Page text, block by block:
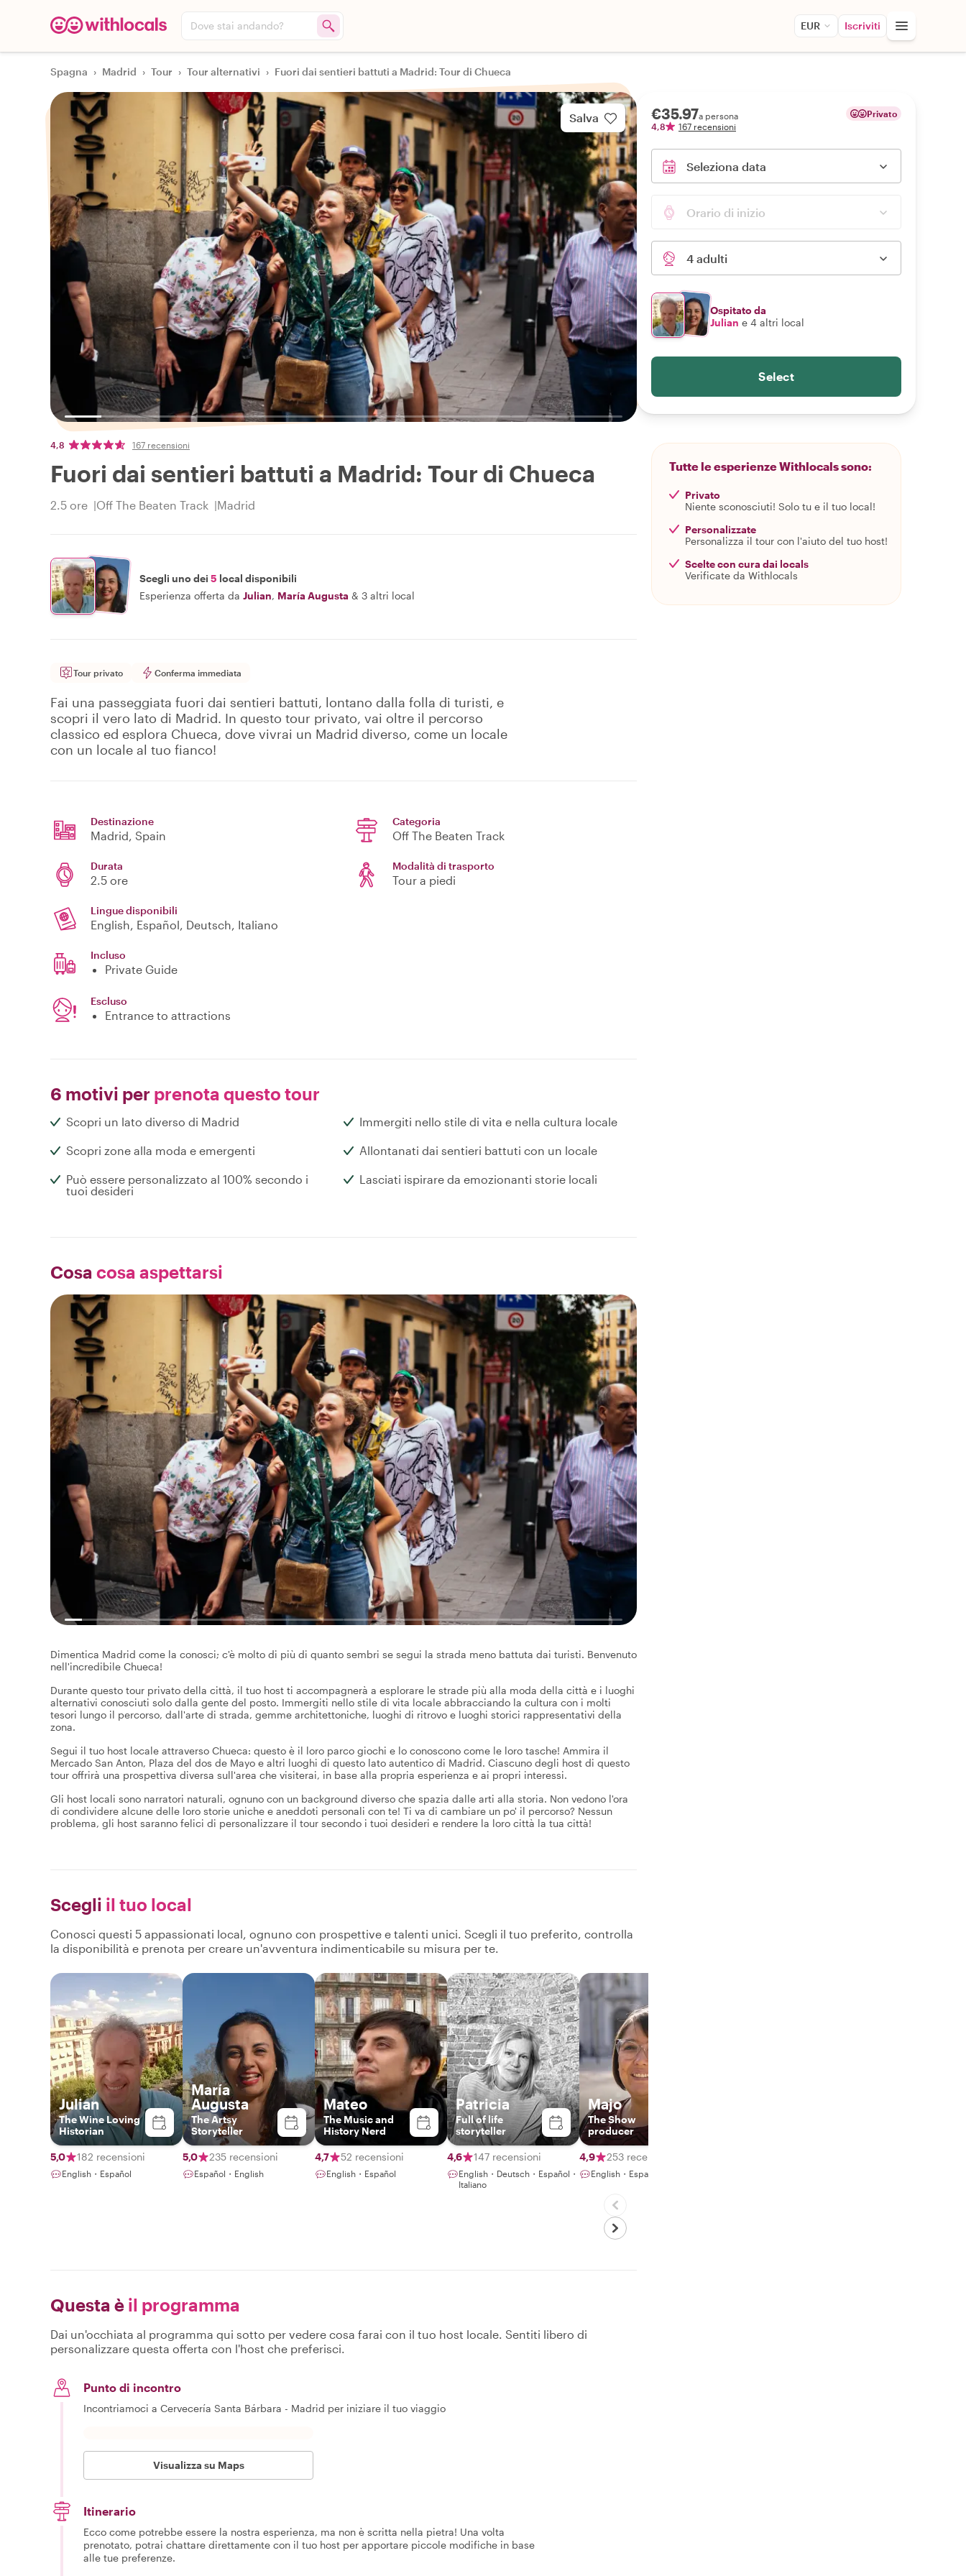
Dove stai andando? EUR Iscriviti
Spagna › Madrid › Tour › Tour alternativi › Fuori dai sentieri battuti a Madrid: Tour di Chueca
Salva
4,8 167 recensioni
Fuori dai sentieri battuti a Madrid: Tour di Chueca
2.5 ore Off The Beaten Track Madrid
Scegli uno dei 5 local disponibili
Esperienza offerta da Julian, María Augusta & 3 altri local
Tour privato Conferma immediata
Fai una passeggiata fuori dai sentieri battuti, lontano dalla folla di turisti, e
scopri il vero lato di Madrid. In questo tour privato, vai oltre il percorso
classico ed esplora Chueca, dove vivrai un Madrid diverso, come un locale
con un locale al tuo fianco!
Destinazione
Madrid, Spain
Categoria
Off The Beaten Track
Durata
2.5 ore
Modalità di trasporto
Tour a piedi
Lingue disponibili
English, Español, Deutsch, Italiano
Incluso
Private Guide
Escluso
Entrance to attractions
6 motivi per prenota questo tour
Scopri un lato diverso di Madrid Immergiti nello stile di vita e nella cultura locale
Scopri zone alla moda e emergenti Allontanati dai sentieri battuti con un locale
Può essere personalizzato al 100% secondo i
tuoi desideri
Lasciati ispirare da emozionanti storie locali
Cosa cosa aspettarsi
Dimentica Madrid come la conosci; c'è molto di più di quanto sembri se segui la strada meno battuta dai turisti. Benvenuto
nell'incredibile Chueca!
Durante questo tour privato della città, il tuo host ti accompagnerà a esplorare le strade più alla moda della città e i luoghi
alternativi conosciuti solo dalla gente del posto. Immergiti nello stile di vita locale abbracciando la cultura con i molti
tesori lungo il percorso, dall'arte di strada, gemme architettoniche, luoghi di ritrovo e luoghi storici rappresentativi della
zona.
Segui il tuo host locale attraverso Chueca: questo è il loro parco giochi e lo conoscono come le loro tasche! Ammira il
Mercado San Anton, Plaza del dos de Mayo e altri luoghi di questo lato autentico di Madrid. Ciascuno degli host di questo
tour offrirà una prospettiva diversa sull'area che visiterai, in base alla propria esperienza e ai propri interessi.
Gli host locali sono narratori naturali, ognuno con un background diverso che spazia dalle arti alla storia. Non vedono l'ora
di condividere alcune delle loro storie uniche e aneddoti personali con te! Ti va di cambiare un po' il percorso? Nessun
problema, gli host saranno felici di personalizzare il tour secondo i tuoi desideri e rendere la loro città la tua città!
Scegli il tuo local
Conosci questi 5 appassionati local, ognuno con prospettive e talenti unici. Scegli il tuo preferito, controlla
la disponibilità e prenota per creare un'avventura indimenticabile su misura per te.
Julian
The Wine Loving
Historian
5,0 182 recensioni
English・Español
María
Augusta
The Artsy
Storyteller
5,0 235 recensioni
Español・English
Mateo
The Music and
History Nerd
4,7 52 recensioni
English・Español
Patricia
Full of life
storyteller
4,6 147 recensioni
English・Deutsch・Español・
Italiano
Majo
The Show
producer
4,9 253 recensioni
English・Español
Questa è il programma
Dai un'occhiata al programma qui sotto per vedere cosa farai con il tuo host locale. Sentiti libero di
personalizzare questa offerta con l'host che preferisci.
Punto di incontro
Incontriamoci a Cervecería Santa Bárbara - Madrid per iniziare il tuo viaggio
Visualizza su Maps
Itinerario
Ecco come potrebbe essere la nostra esperienza, ma non è scritta nella pietra! Una volta
prenotato, potrai chattare direttamente con il tuo host per apportare piccole modifiche in base
alle tue preferenze.
€35.97a persona
4,8
167 recensioni
Privato
Seleziona data
Orario di inizio
4 adulti
Ospitato da
Julian e 4 altri local
Select
Tutte le esperienze Withlocals sono:
Privato
Niente sconosciuti! Solo tu e il tuo local!
Personalizzate
Personalizza il tour con l'aiuto del tuo host!
Scelte con cura dai locals
Verificate da Withlocals